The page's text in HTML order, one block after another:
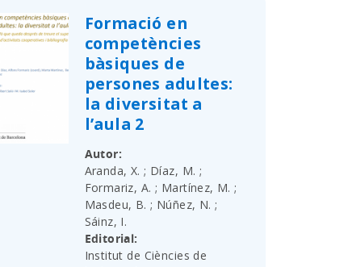
Formació en
competències
bàsiques de
persones adultes:
la diversitat a
l’aula 2
Autor
Aranda, X. ; Díaz, M. ;
Formariz, A. ; Martínez, M. ;
Masdeu, B. ; Núñez, N. ;
Sáinz, I.
Editorial
Institut de Ciències de